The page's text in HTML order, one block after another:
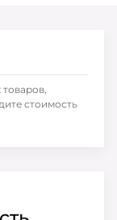
товаров,
стоимость